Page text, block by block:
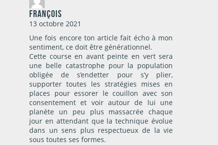
François
13 octobre 2021
Une fois encore ton article fait écho à mon
sentiment, ce doit être générationnel.
Cette course en avant peinte en vert sera
une belle catastrophe pour la population
obligée de s’endetter pour s’y plier,
supporter toutes les stratégies mises en
places pour essorer le couillon avec son
consentement et voir autour de lui une
planète un peu plus massacrée chaque
jour en attendant que la technique évolue
dans un sens plus respectueux de la vie
sous toutes ses formes.